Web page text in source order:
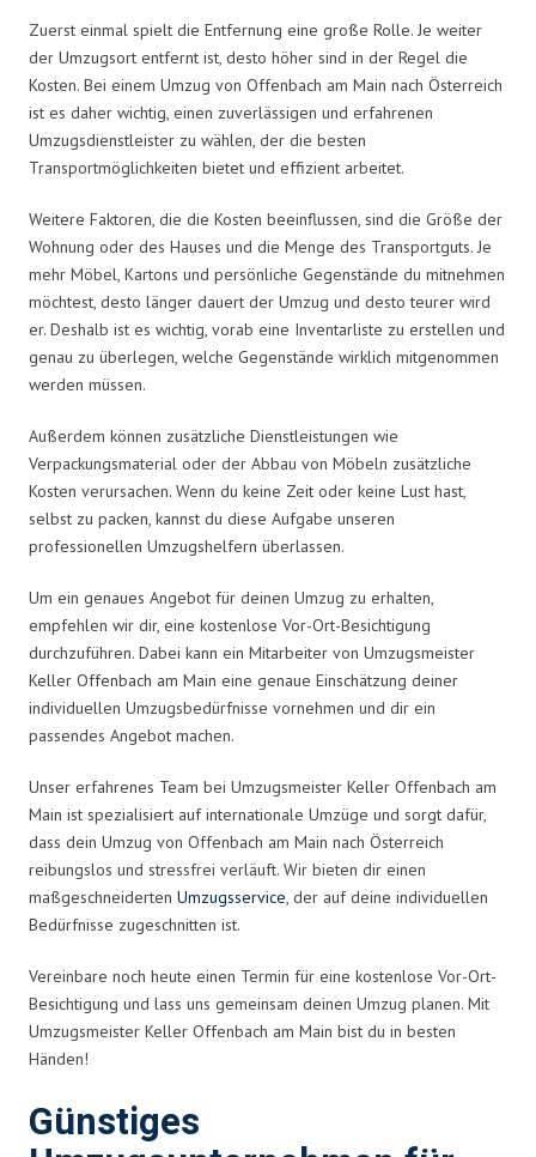
Zuerst einmal spielt die Entfernung eine große Rolle. Je weiter
der Umzugsort entfernt ist, desto höher sind in der Regel die
Kosten. Bei einem Umzug von Offenbach am Main nach Österreich
ist es daher wichtig, einen zuverlässigen und erfahrenen
Umzugsdienstleister zu wählen, der die besten
Transportmöglichkeiten bietet und effizient arbeitet.
Weitere Faktoren, die die Kosten beeinflussen, sind die Größe der
Wohnung oder des Hauses und die Menge des Transportguts. Je
mehr Möbel, Kartons und persönliche Gegenstände du mitnehmen
möchtest, desto länger dauert der Umzug und desto teurer wird
er. Deshalb ist es wichtig, vorab eine Inventarliste zu erstellen und
genau zu überlegen, welche Gegenstände wirklich mitgenommen
werden müssen.
Außerdem können zusätzliche Dienstleistungen wie
Verpackungsmaterial oder der Abbau von Möbeln zusätzliche
Kosten verursachen. Wenn du keine Zeit oder keine Lust hast,
selbst zu packen, kannst du diese Aufgabe unseren
professionellen Umzugshelfern überlassen.
Um ein genaues Angebot für deinen Umzug zu erhalten,
empfehlen wir dir, eine kostenlose Vor-Ort-Besichtigung
durchzuführen. Dabei kann ein Mitarbeiter von Umzugsmeister
Keller Offenbach am Main eine genaue Einschätzung deiner
individuellen Umzugsbedürfnisse vornehmen und dir ein
passendes Angebot machen.
Unser erfahrenes Team bei Umzugsmeister Keller Offenbach am
Main ist spezialisiert auf internationale Umzüge und sorgt dafür,
dass dein Umzug von Offenbach am Main nach Österreich
reibungslos und stressfrei verläuft. Wir bieten dir einen
maßgeschneiderten Umzugsservice, der auf deine individuellen
Bedürfnisse zugeschnitten ist.
Vereinbare noch heute einen Termin für eine kostenlose Vor-Ort-
Besichtigung und lass uns gemeinsam deinen Umzug planen. Mit
Umzugsmeister Keller Offenbach am Main bist du in besten
Händen!
Günstiges